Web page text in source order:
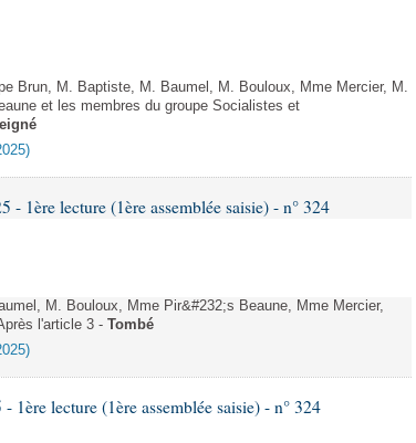
Brun, M. Baptiste, M. Baumel, M. Bouloux, Mme Mercier, M.
et les membres du groupe Socialistes et
1ère lecture (1ère assemblée saisie) - n° 324
M. Bouloux, Mme Pir&#232;s Beaune, Mme Mercier,
l'article 3 - Tombé
lecture (1ère assemblée saisie) - n° 324